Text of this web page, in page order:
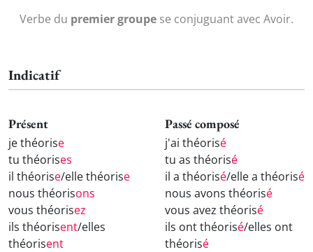
Verbe du premier groupe se conjuguant avec Avoir.
Indicatif
Présent
je théorise
tu théorises
il théorise/elle théorise
nous théorisons
vous théorisez
ils théorisent/elles
théorisent
Passé composé
j'ai théorisé
tu as théorisé
il a théorisé/elle a théorisé
nous avons théorisé
vous avez théorisé
ils ont théorisé/elles ont
théorisé